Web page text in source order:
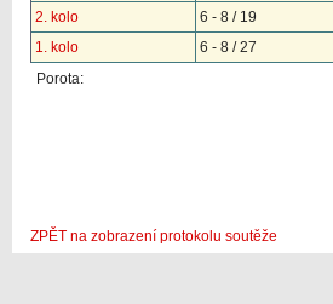
2. kolo
6 - 8 / 19
1. kolo
6 - 8 / 27
Porota:
ZPĚT na zobrazení protokolu soutěže